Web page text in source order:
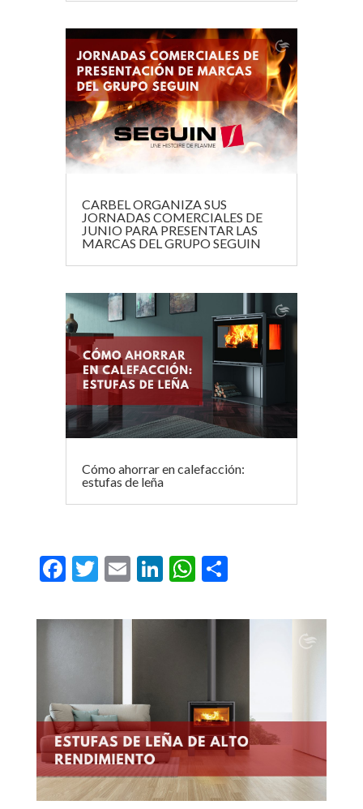
CARBEL ORGANIZA SUS
JORNADAS COMERCIALES DE
JUNIO PARA PRESENTAR LAS
MARCAS DEL GRUPO SEGUIN
Cómo ahorrar en calefacción:
estufas de leña
F
e
o
k
T
itt
E
ai
Li
ke
W
at
p
p
C
m
ti
r